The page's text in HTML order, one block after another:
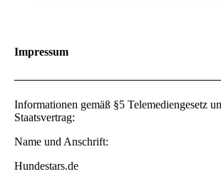
Impressum
Informationen gemäß §5 Telemediengesetz
Staatsvertrag:
Name und Anschrift:
Hundestars.de